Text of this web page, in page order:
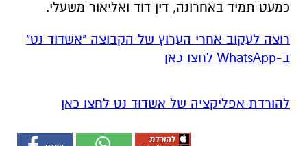
כמעט תמיד באחרונה, דין דוד ואליאור משעלי.
רוצה לעקוב אחרי הערוץ של הקבוצה "אשדוד נט"
ב-WhatsApp לחצו כאן
להורדת אפליקציה של אשדוד נט לחצו כאן